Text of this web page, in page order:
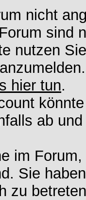
nicht
sind
nutzen
hier tun.
ab
im
Sie
zu